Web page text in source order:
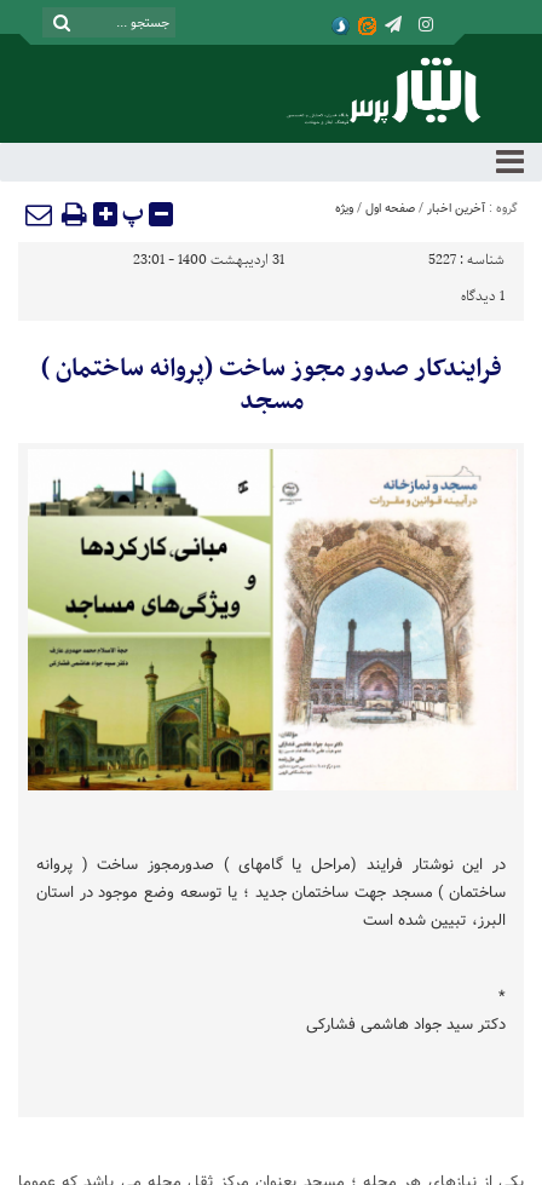
گروه : آخرین اخبار / صفحه اول / ویژه پ
شناسه : 5227
31 اردیبهشت 1400 - 23:01
1 دیدگاه
فرایندکار صدور مجوز ساخت (پروانه ساختمان )
مسجد
در این نوشتار فرایند (مراحل یا گامهای ) صدورمجوز ساخت ( پروانه
ساختمان ) مسجد جهت ساختمان جدید ؛ یا توسعه وضع موجود در استان
البرز، تبیین شده است
*
دکتر سید جواد هاشمی فشارکی